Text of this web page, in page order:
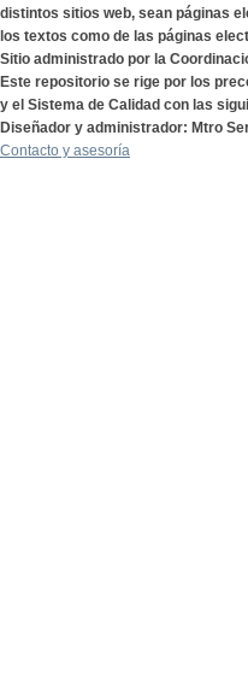
distintos sitios web, sean páginas
los textos como de las páginas
Sitio administrado por la
Este repositorio se rige por los
y el Sistema de Calidad con las
Diseñador y administrador: Mtro
Contacto y asesoría